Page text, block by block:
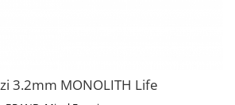
3.2mm MONOLITH Life